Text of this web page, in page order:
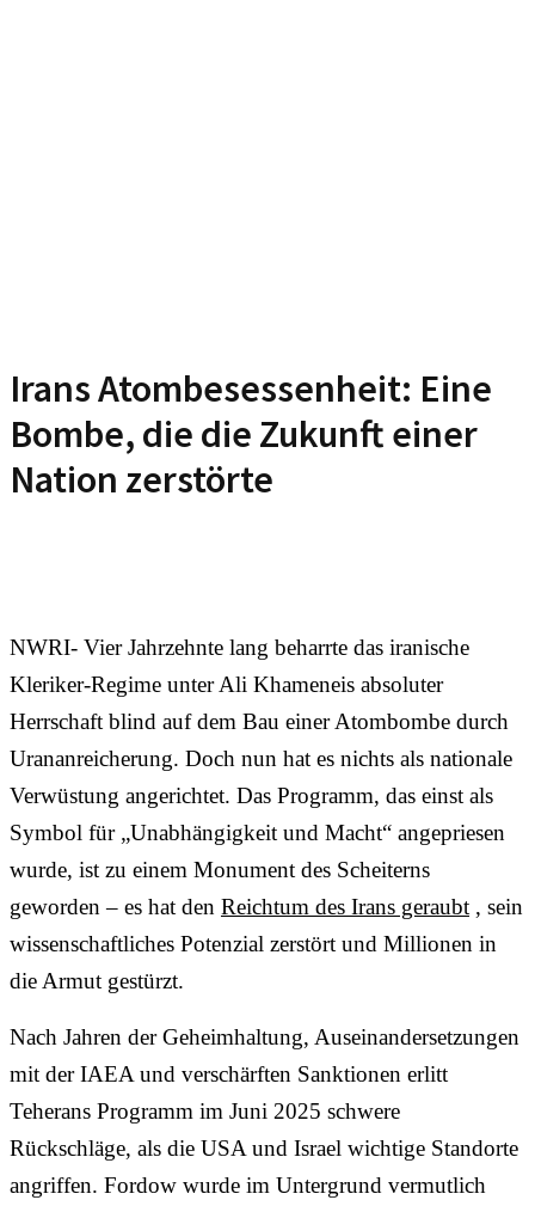
Irans Atombesessenheit: Eine
Bombe, die die Zukunft einer
Nation zerstörte
NWRI- Vier Jahrzehnte lang beharrte das iranische
Kleriker-Regime unter Ali Khameneis absoluter
Herrschaft blind auf dem Bau einer Atombombe durch
Urananreicherung. Doch nun hat es nichts als nationale
Verwüstung angerichtet. Das Programm, das einst als
Symbol für „Unabhängigkeit und Macht“ angepriesen
wurde, ist zu einem Monument des Scheiterns
geworden – es hat den Reichtum des Irans geraubt , sein
wissenschaftliches Potenzial zerstört und Millionen in
die Armut gestürzt.
Nach Jahren der Geheimhaltung, Auseinandersetzungen
mit der IAEA und verschärften Sanktionen erlitt
Teherans Programm im Juni 2025 schwere
Rückschläge, als die USA und Israel wichtige Standorte
angriffen. Fordow wurde im Untergrund vermutlich